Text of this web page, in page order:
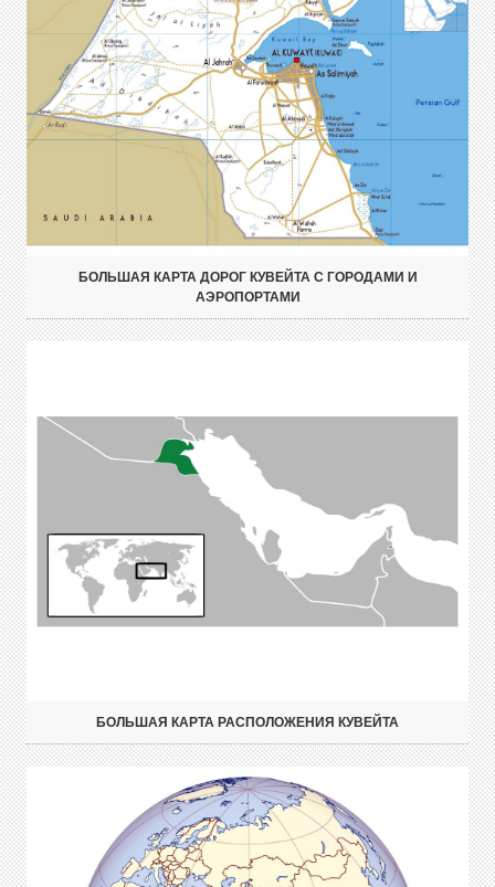
БОЛЬШАЯ КАРТА ДОРОГ КУВЕЙТА С ГОРОДАМИ И
АЭРОПОРТАМИ
БОЛЬШАЯ КАРТА РАСПОЛОЖЕНИЯ КУВЕЙТА